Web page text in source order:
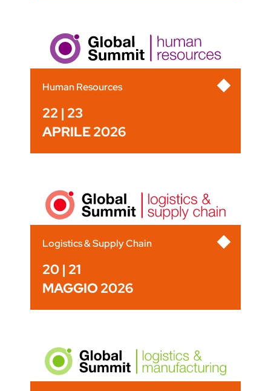
Human Resources
22 | 23
APRILE 2026
Logistics & Supply Chain
20 | 21
MAGGIO 2026